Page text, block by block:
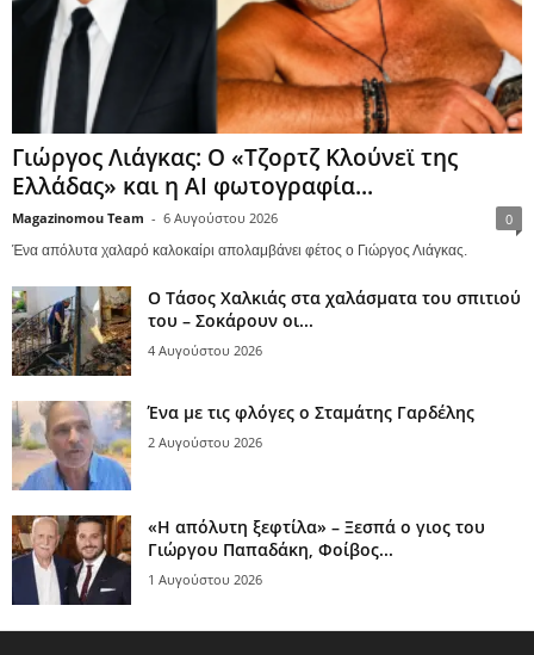
Γιώργος Λιάγκας: Ο «Τζορτζ Κλούνεϊ της
Ελλάδας» και η AI φωτογραφία...
Magazinomou Team - 6 Αυγούστου 2026 0
Ένα απόλυτα χαλαρό καλοκαίρι απολαμβάνει φέτος ο Γιώργος Λιάγκας.
Ο Τάσος Χαλκιάς στα χαλάσματα του σπιτιού
του – Σοκάρουν οι...
4 Αυγούστου 2026
Ένα με τις φλόγες ο Σταμάτης Γαρδέλης
2 Αυγούστου 2026
«Η απόλυτη ξεφτίλα» – Ξεσπά ο γιος του
Γιώργου Παπαδάκη, Φοίβος...
1 Αυγούστου 2026